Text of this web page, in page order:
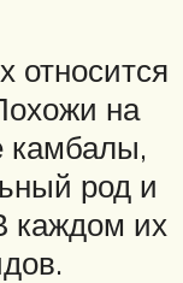
относится
на
камбалы,
род и
каждом их